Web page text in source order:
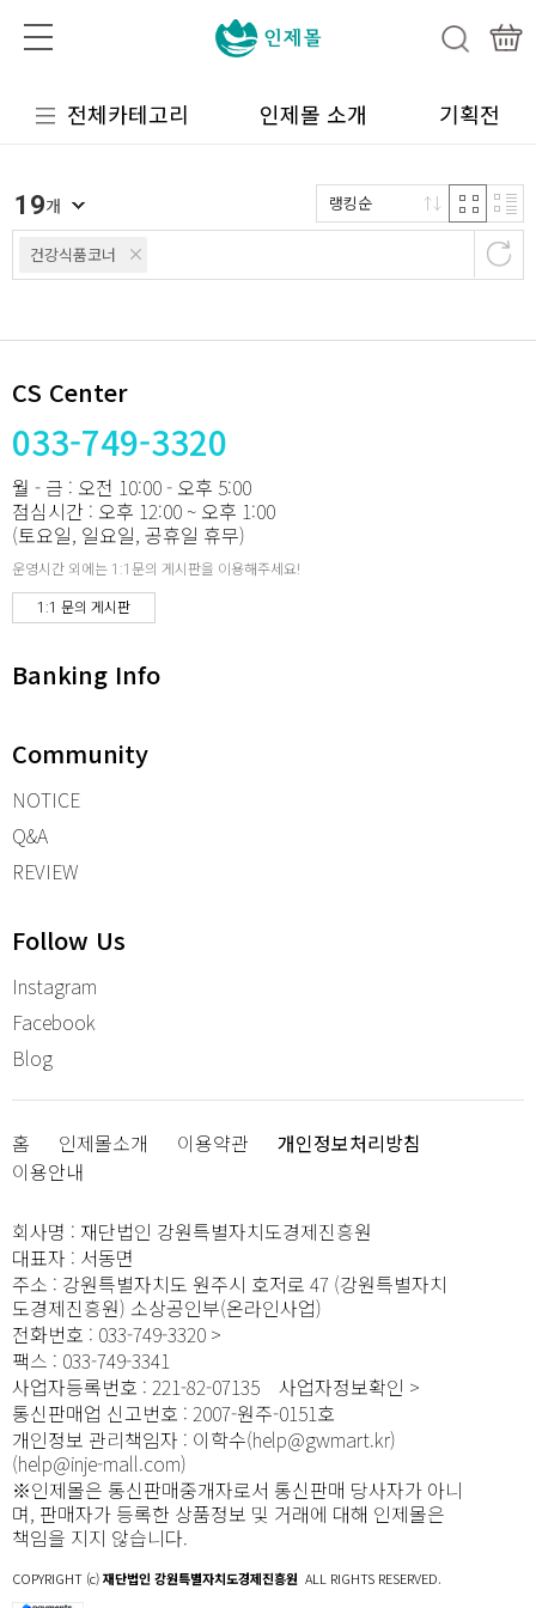
전체카테고리 인제몰 소개 기획전
건강식품코너
19개 랭킹순
CS Center
033-749-3320
월 - 금 : 오전 10:00 - 오후 5:00
점심시간 : 오후 12:00 ~ 오후 1:00
(토요일, 일요일, 공휴일 휴무)
운영시간 외에는 1:1문의 게시판을 이용해주세요!
1:1 문의 게시판
Banking Info
Community
NOTICE
Q&A
REVIEW
Follow Us
Instagram
Facebook
Blog
홈 인제몰소개 이용약관
개인정보처리방침
이용안내
회사명 : 재단법인 강원특별자치도경제진흥원
대표자 : 서동면
주소 : 강원특별자치도 원주시 호저로 47 (강원특별자치
도경제진흥원) 소상공인부(온라인사업)
전화번호 : 033-749-3320
팩스 : 033-749-3341
사업자등록번호 : 221-82-07135
사업자정보확인
통신판매업 신고번호 : 2007-원주-0151호
개인정보 관리책임자 : 이학수(help@gwmart.kr)
(help@inje-mall.com)
※인제몰은 통신판매중개자로서 통신판매 당사자가 아니
며, 판매자가 등록한 상품정보 및 거래에 대해 인제몰은
책임을 지지 않습니다.
COPYRIGHT (c)재단법인 강원특별자치도경제진흥원 ALL RIGHTS RESERVED.